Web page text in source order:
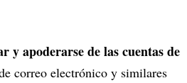
y apoderarse de las cuentas de
correo electrónico y similares